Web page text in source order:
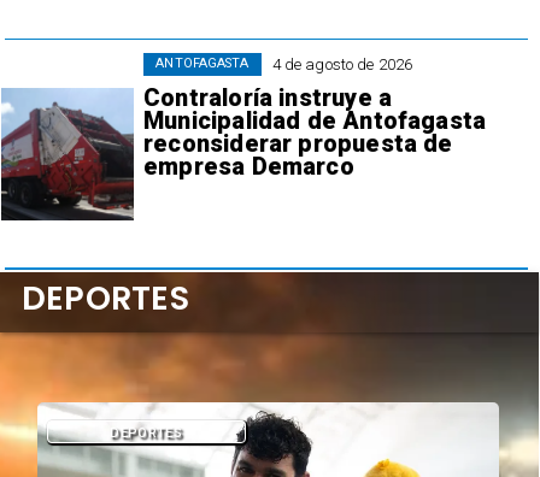
4 de agosto de 2026
Contraloría instruye a
Municipalidad de Antofagasta
reconsiderar propuesta de
empresa Demarco
ANTOFAGASTA
ANTOFAGASTA
DEPORTES